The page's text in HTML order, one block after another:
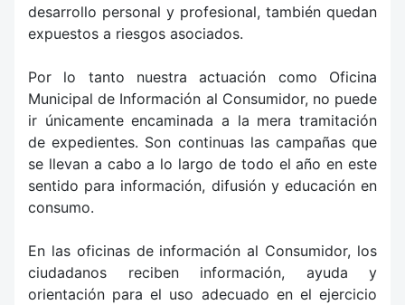
desarrollo personal y profesional, también quedan
expuestos a riesgos asociados.
Por lo tanto nuestra actuación como Oficina
Municipal de Información al Consumidor, no puede
ir únicamente encaminada a la mera tramitación
de expedientes. Son continuas las campañas que
se llevan a cabo a lo largo de todo el año en este
sentido para información, difusión y educación en
consumo.
En las oficinas de información al Consumidor, los
ciudadanos reciben información, ayuda y
orientación para el uso adecuado en el ejercicio